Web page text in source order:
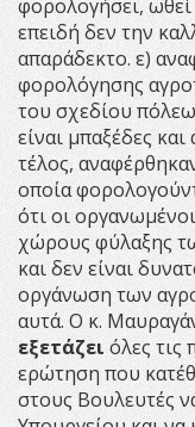
φορολογήσει,
επειδή δεν την
απαράδεκτο. ε)
φορολόγησης
του σχεδίου
είναι μπαξέδες
τέλος,
οποία
ότι οι
χώρους φύλαξης
και δεν είναι
οργάνωση των
αυτά. Ο κ.
εξετάζειόλες τις
ερώτηση που
στους Βουλευτές